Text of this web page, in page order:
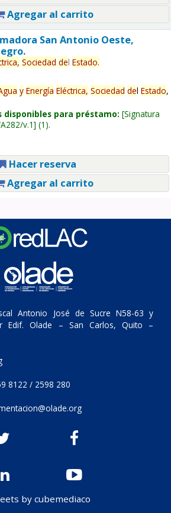
Agregar al carrito
San Antonio Oeste,
Sociedad del Estado.
y Energía Eléctrica, Sociedad del Estado,
disponibles para préstamo: Signatura
v.1 (1).
Hacer reserva
Agregar al carrito
Antonio José de Sucre N58-63 y
Edif. Olade – San Carlos, Quito –
8122 / 2598 280
by cubemediaco